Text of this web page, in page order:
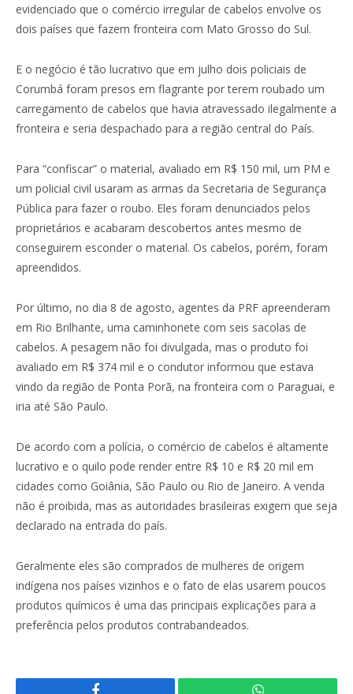
evidenciado que o comércio irregular de cabelos envolve os
dois países que fazem fronteira com Mato Grosso do Sul.
E o negócio é tão lucrativo que em julho dois policiais de
Corumbá foram presos em flagrante por terem roubado um
carregamento de cabelos que havia atravessado ilegalmente a
fronteira e seria despachado para a região central do País.
Para “confiscar” o material, avaliado em R$ 150 mil, um PM e
um policial civil usaram as armas da Secretaria de Segurança
Pública para fazer o roubo. Eles foram denunciados pelos
proprietários e acabaram descobertos antes mesmo de
conseguirem esconder o material. Os cabelos, porém, foram
apreendidos.
Por último, no dia 8 de agosto, agentes da PRF apreenderam
em Rio Brilhante, uma caminhonete com seis sacolas de
cabelos. A pesagem não foi divulgada, mas o produto foi
avaliado em R$ 374 mil e o condutor informou que estava
vindo da região de Ponta Porã, na fronteira com o Paraguai, e
iria até São Paulo.
De acordo com a polícia, o comércio de cabelos é altamente
lucrativo e o quilo pode render entre R$ 10 e R$ 20 mil em
cidades como Goiânia, São Paulo ou Rio de Janeiro. A venda
não é proibida, mas as autoridades brasileiras exigem que seja
declarado na entrada do país.
Geralmente eles são comprados de mulheres de origem
indígena nos países vizinhos e o fato de elas usarem poucos
produtos químicos é uma das principais explicações para a
preferência pelos produtos contrabandeados.